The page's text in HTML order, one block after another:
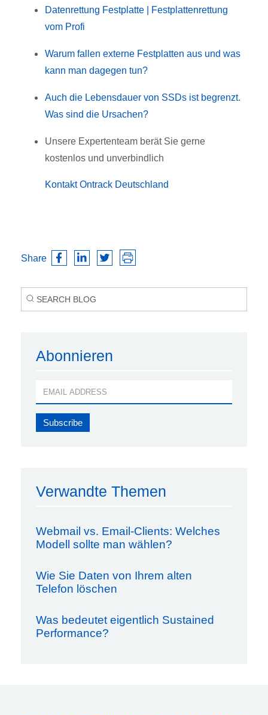
Datenrettung Festplatte | Festplattenrettung
vom Profi
Warum fallen externe Festplatten aus und was
kann man dagegen tun?
Auch die Lebensdauer von SSDs ist begrenzt.
Was sind die Ursachen?
Unsere Expertenteam berät Sie gerne
kostenlos und unverbindlich
Kontakt Ontrack Deutschland
Share
Abonnieren
Verwandte Themen
Webmail vs. Email-Clients: Welches
Modell sollte man wählen?
Wie Sie Daten von Ihrem alten
Telefon löschen
Was bedeutet eigentlich Sustained
Performance?